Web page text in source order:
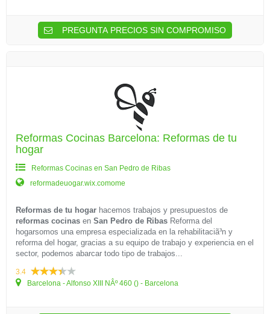
PREGUNTA PRECIOS SIN COMPROMISO
Reformas Cocinas Barcelona: Reformas de tu
hogar
Reformas Cocinas en San Pedro de Ribas
reformadeuogar.wix.comome
Reformas de tu hogar hacemos trabajos y presupuestos de
reformas cocinas en San Pedro de Ribas Reforma del
hogarsomos una empresa especializada en la rehabilitaciã³n y
reforma del hogar, gracias a su equipo de trabajo y experiencia en el
sector, podemos abarcar todo tipo de trabajos...
3.4
Barcelona - Alfonso XIII NÂº 460 () - Barcelona